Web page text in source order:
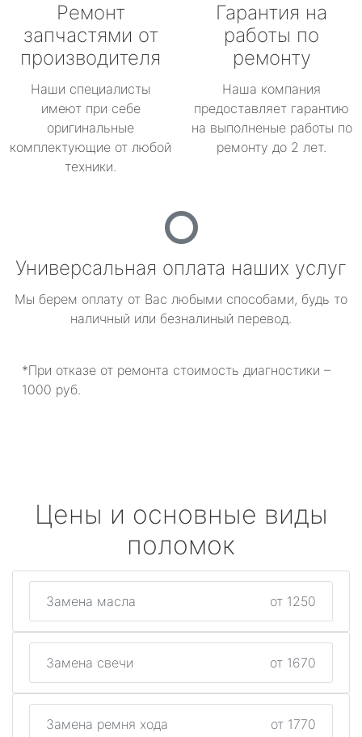
Ремонт
запчастями от
производителя
Наши специалисты
имеют при себе
оригинальные
комплектующие от любой
техники.
Гарантия на
работы по
ремонту
Наша компания
предоставляет гарантию
на выполненые работы по
ремонту до 2 лет.
Универсальная оплата наших услуг
Мы берем оплату от Вас любыми способами, будь то
наличный или безналиный перевод.
*При отказе от ремонта стоимость диагностики –
1000 руб.
Цены и основные виды
поломок
Замена масла от 1250
Замена свечи от 1670
Замена ремня хода от 1770